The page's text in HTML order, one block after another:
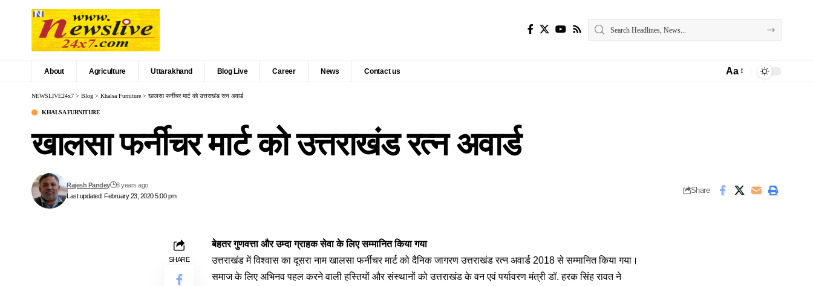
About Agriculture Uttarakhand Blog Live Career News Contact us Aa
NEWSLIVE24x7 > Blog > Khalsa Furniture > खालसा फर्नीचर मार्ट को उत्तराखंड रत्न अवार्ड
KHALSA FURNITURE
खालसा फर्नीचर मार्ट को उत्तराखंड रत्न अवार्ड
Last updated: February 23, 2020 5:00 pm
Rajesh Pandey 8 years ago
Share
SHARE
बेहतर गुणवत्ता और उम्दा ग्राहक सेवा के लिए सम्मानित किया गया
उत्तराखंड में विश्वास का दूसरा नाम खालसा फर्नीचर मार्ट को दैनिक जागरण उत्तराखंड रत्न अवार्ड 2018 से सम्मानित किया गया।
समाज के लिए अभिनव पहल करने वाली हस्तियों और संस्थानों को उत्तराखंड के वन एवं पर्यावरण मंत्री डॉ. हरक सिंह रावत ने